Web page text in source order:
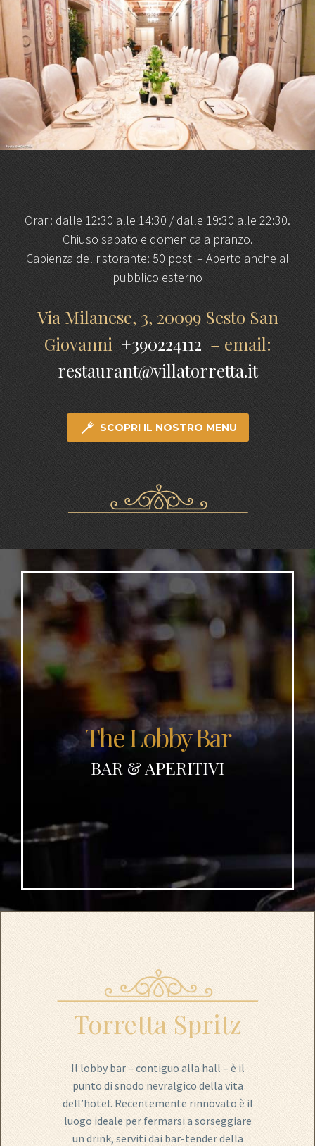
Orari: dalle 12:30 alle 14:30 / dalle 19:30 alle 22:30.
Chiuso sabato e domenica a pranzo.
Capienza del ristorante: 50 posti – Aperto anche al
pubblico esterno
Via Milanese, 3, 20099 Sesto San
Giovanni+390224112 – email:
restaurant@villatorretta.it
 SCOPRI IL NOSTRO MENU
The Lobby Bar
BAR & APERITIVI
Torretta Spritz
Il lobby bar – contiguo alla hall – è il
punto di snodo nevralgico della vita
dell’hotel. Recentemente rinnovato è il
luogo ideale per fermarsi a sorseggiare
un drink, serviti dai bar-tender della